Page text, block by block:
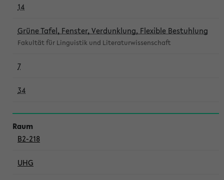
14
Grüne Tafel, Fenster, Verdunklung, Flexible Bestuhlung
Fakultät für Linguistik und Literaturwissenschaft
7
34
B2-218
UHG